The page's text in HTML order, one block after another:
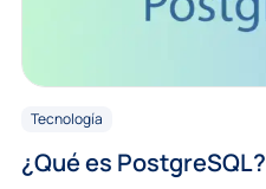
Tecnología
¿Qué es PostgreSQL?